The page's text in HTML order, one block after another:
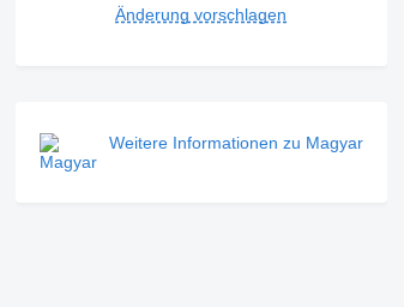
Änderung vorschlagen
Weitere Informationen zu Magyar